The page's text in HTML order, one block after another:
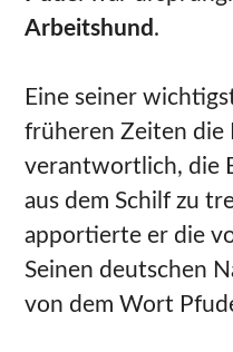
Arbeitshund.
Eine seiner
früheren Zeiten die
verantwortlich, die
aus dem Schilf zu
apportierte er die
Seinen deutschen
von dem Wort